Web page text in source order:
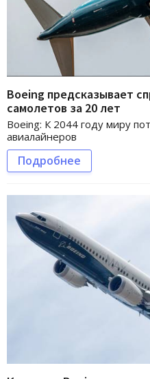
Boeing предсказывает
самолетов за 20 лет
Boeing: К 2044 году миру
авиалайнеров
Подробнее